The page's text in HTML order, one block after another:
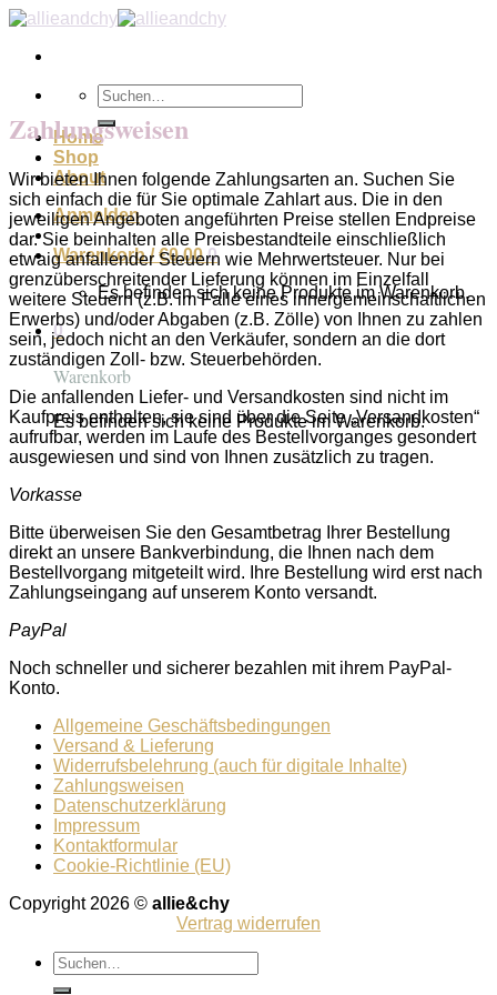
Zum
springen
Suchen
nach:
Home
Shop
About
Anmelden
Warenkorb /€0,00 0
Es befinden sich keine Produkte im Warenkorb.
0
Warenkorb
Es befinden sich keine Produkte im Warenkorb.
Zahlungsweisen
Wir bieten Ihnen folgende Zahlungsarten an. Suchen Sie
sich einfach die für Sie optimale Zahlart aus. Die in den
jeweiligen Angeboten angeführten Preise stellen Endpreise
dar. Sie beinhalten alle Preisbestandteile einschließlich
etwaig anfallender Steuern wie Mehrwertsteuer. Nur bei
grenzüberschreitender Lieferung können im Einzelfall
weitere Steuern (z.B. im Falle eines innergemeinschaftlichen
Erwerbs) und/oder Abgaben (z.B. Zölle) von Ihnen zu zahlen
sein, jedoch nicht an den Verkäufer, sondern an die dort
zuständigen Zoll- bzw. Steuerbehörden.
Die anfallenden Liefer- und Versandkosten sind nicht im
Kaufpreis enthalten, sie sind über die Seite „Versandkosten“
aufrufbar, werden im Laufe des Bestellvorganges gesondert
ausgewiesen und sind von Ihnen zusätzlich zu tragen.
Vorkasse
Bitte überweisen Sie den Gesamtbetrag Ihrer Bestellung
direkt an unsere Bankverbindung, die Ihnen nach dem
Bestellvorgang mitgeteilt wird. Ihre Bestellung wird erst nach
Zahlungseingang auf unserem Konto versandt.
PayPal
Noch schneller und sicherer bezahlen mit ihrem PayPal-
Konto.
Allgemeine Geschäftsbedingungen
Versand & Lieferung
Widerrufsbelehrung (auch für digitale Inhalte)
Zahlungsweisen
Datenschutzerklärung
Impressum
Kontaktformular
Cookie-Richtlinie (EU)
Copyright 2026 © allie&chy
Vertrag widerrufen
Suchen
nach: